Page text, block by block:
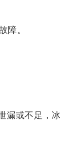
障。
或不足，